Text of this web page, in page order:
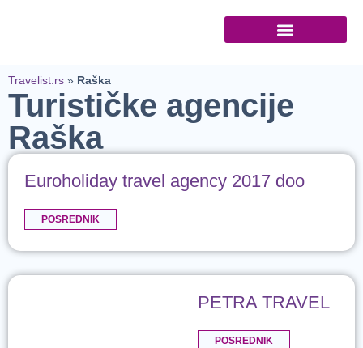
Travelist.rs » Raška
Turističke agencije
Raška
Euroholiday travel agency 2017 doo
POSREDNIK
PETRA TRAVEL
POSREDNIK